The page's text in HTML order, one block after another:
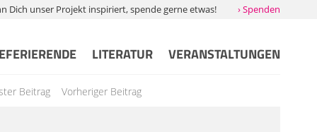
Dich unser Projekt inspiriert, spende gerne etwas! › Spenden
LITERATUR VERANSTALTUNGEN
Vorheriger Beitrag
Beitrag